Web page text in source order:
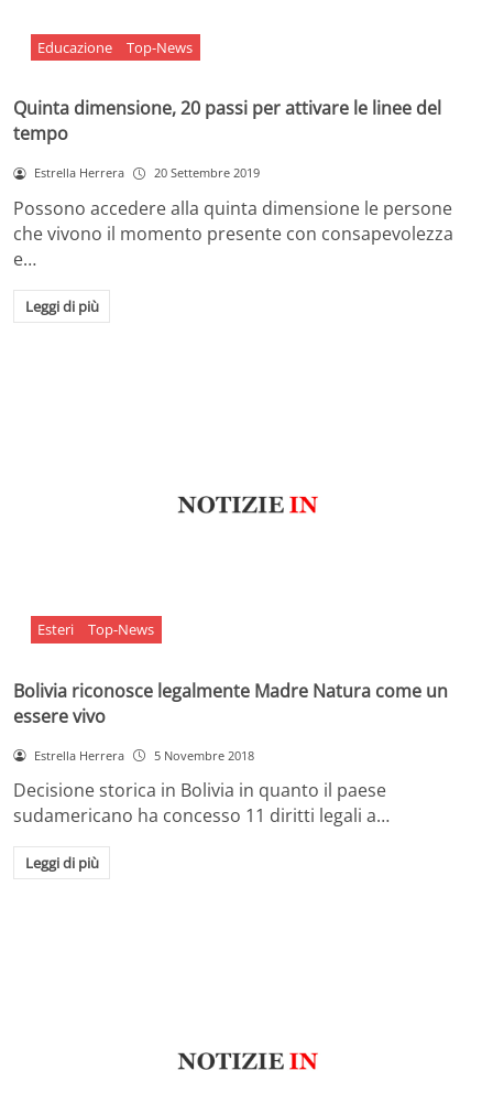
Educazione Top-News
Quinta dimensione, 20 passi per attivare le linee del
tempo
Estrella Herrera 20 Settembre 2019
Possono accedere alla quinta dimensione le persone
che vivono il momento presente con consapevolezza
e…
Leggi di più
Esteri Top-News
Bolivia riconosce legalmente Madre Natura come un
essere vivo
Estrella Herrera 5 Novembre 2018
Decisione storica in Bolivia in quanto il paese
sudamericano ha concesso 11 diritti legali a…
Leggi di più